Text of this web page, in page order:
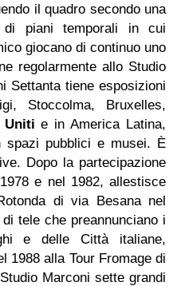
il quadro secondo una
di piani temporali in cui
giocano di continuo uno
regolarmente allo Studio
Settanta tiene esposizioni
Stoccolma, Bruxelles,
Uniti e in America Latina,
pubblici e musei. È
Dopo la partecipazione
e nel 1982, allestisce
di via Besana nel
tele che preannunciano i
e delle Città italiane,
1988 alla Tour Fromage di
Marconi sette grandi